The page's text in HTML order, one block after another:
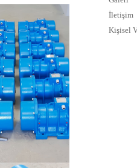
İletişim
Kişisel